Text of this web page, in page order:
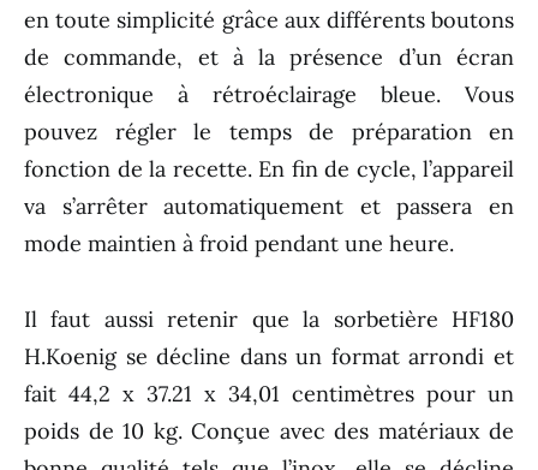
en toute simplicité grâce aux différents boutons
de commande, et à la présence d’un écran
électronique à rétroéclairage bleue. Vous
pouvez régler le temps de préparation en
fonction de la recette. En fin de cycle, l’appareil
va s’arrêter automatiquement et passera en
mode maintien à froid pendant une heure.
Il faut aussi retenir que la sorbetière HF180
H.Koenig se décline dans un format arrondi et
fait 44,2 x 37.21 x 34,01 centimètres pour un
poids de 10 kg. Conçue avec des matériaux de